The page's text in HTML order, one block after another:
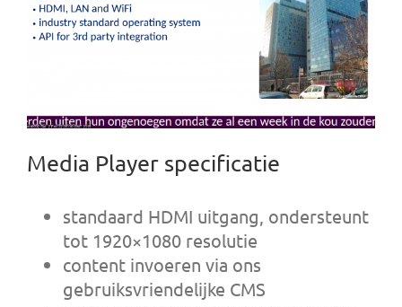
Media Player specificatie
standaard HDMI uitgang, ondersteunt
tot 1920×1080 resolutie
content invoeren via ons
gebruiksvriendelijke CMS